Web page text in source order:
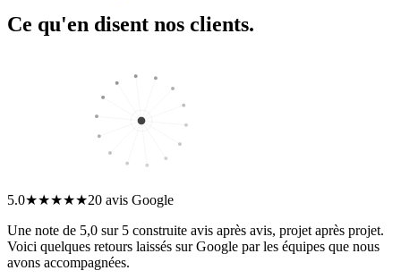
Ce qu'en disent nos clients.
5.0★★★★★20 avis Google
Une note de 5,0 sur 5 construite avis après avis, projet après projet.
Voici quelques retours laissés sur Google par les équipes que nous
avons accompagnées.